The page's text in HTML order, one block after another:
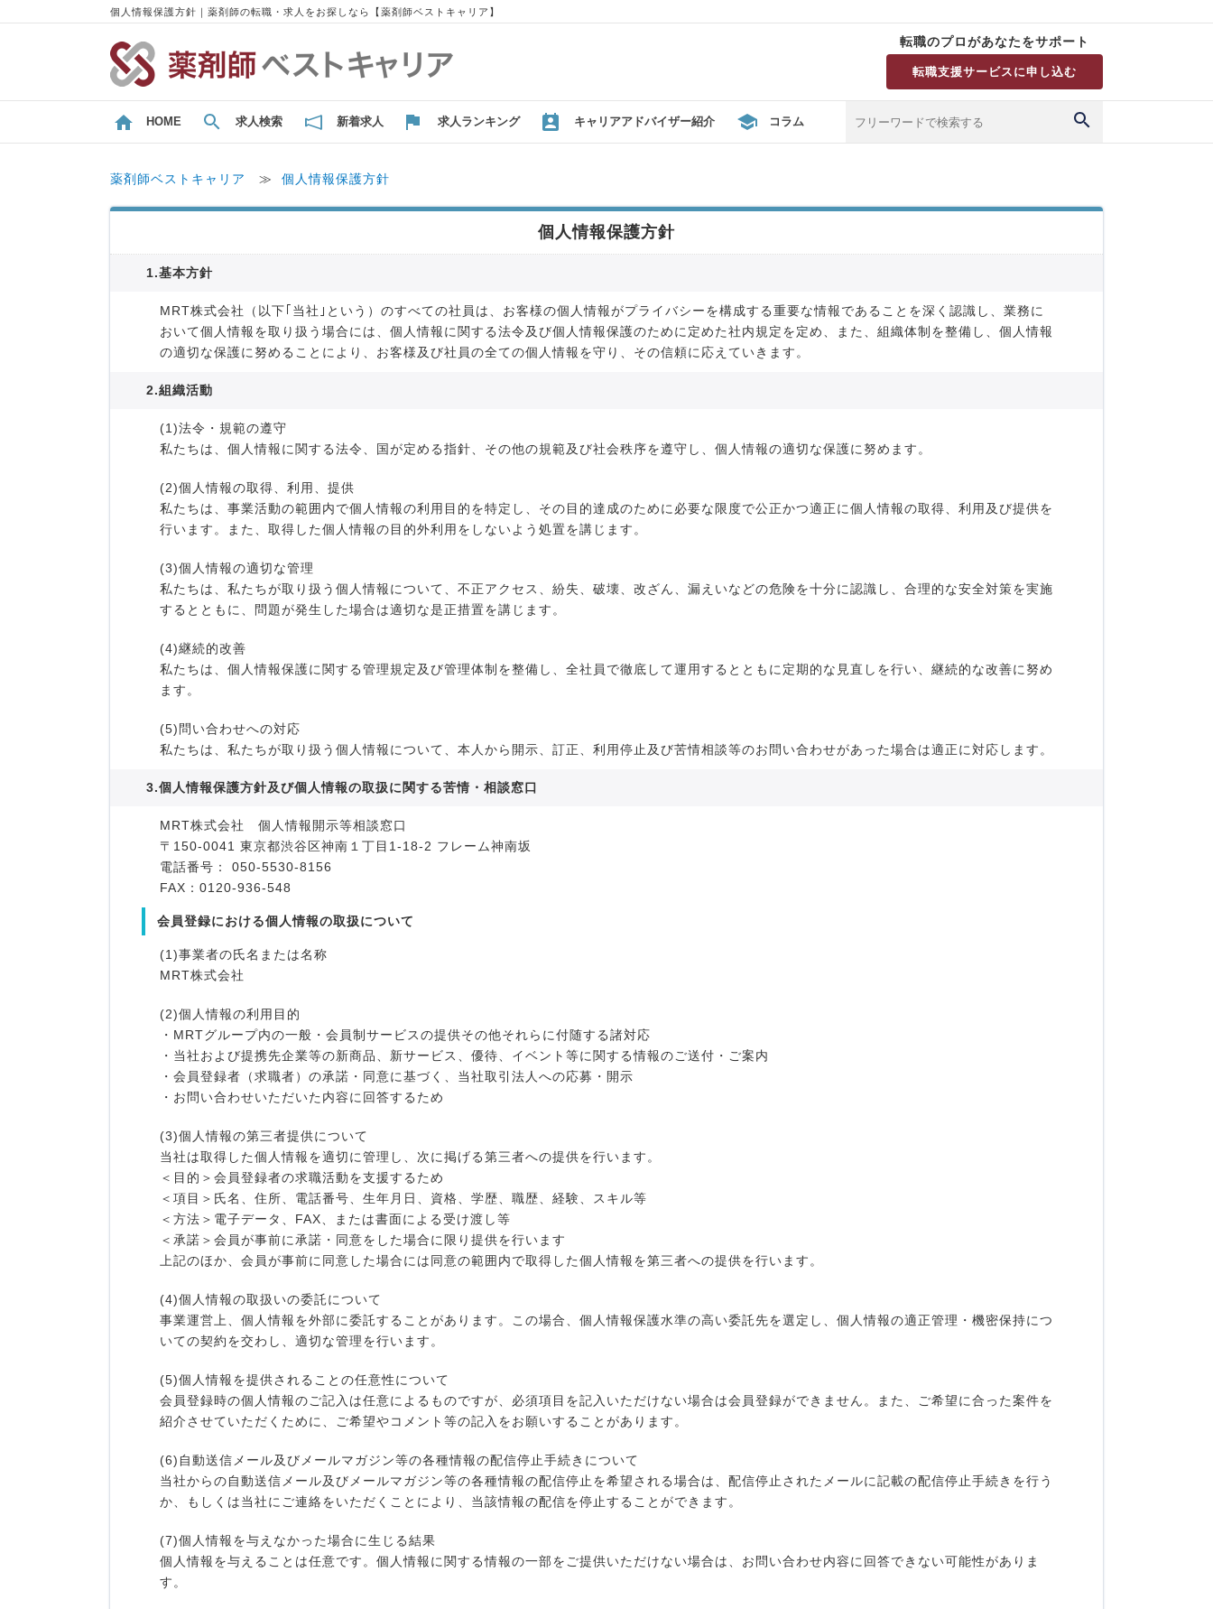
個人情報保護方針｜薬剤師の転職・求人をお探しなら【薬剤師ベストキャリア】
転職のプロがあなたをサポート
転職支援サービスに申し込む
HOME 求人検索 新着求人 求人ランキング キャリアアドバイザー紹介 コラム
薬剤師ベストキャリア ≫ 個人情報保護方針
個人情報保護方針
1.基本方針
MRT株式会社（以下｢当社｣という）のすべての社員は、お客様の個人情報がプライバシーを構成する重要な情報であることを深く認識し、業務に
おいて個人情報を取り扱う場合には、個人情報に関する法令及び個人情報保護のために定めた社内規定を定め、また、組織体制を整備し、個人情報
の適切な保護に努めることにより、お客様及び社員の全ての個人情報を守り、その信頼に応えていきます。
2.組織活動
(1)法令・規範の遵守
私たちは、個人情報に関する法令、国が定める指針、その他の規範及び社会秩序を遵守し、個人情報の適切な保護に努めます。
(2)個人情報の取得、利用、提供
私たちは、事業活動の範囲内で個人情報の利用目的を特定し、その目的達成のために必要な限度で公正かつ適正に個人情報の取得、利用及び提供を
行います。また、取得した個人情報の目的外利用をしないよう処置を講じます。
(3)個人情報の適切な管理
私たちは、私たちが取り扱う個人情報について、不正アクセス、紛失、破壊、改ざん、漏えいなどの危険を十分に認識し、合理的な安全対策を実施
するとともに、問題が発生した場合は適切な是正措置を講じます。
(4)継続的改善
私たちは、個人情報保護に関する管理規定及び管理体制を整備し、全社員で徹底して運用するとともに定期的な見直しを行い、継続的な改善に努め
ます。
(5)問い合わせへの対応
私たちは、私たちが取り扱う個人情報について、本人から開示、訂正、利用停止及び苦情相談等のお問い合わせがあった場合は適正に対応します。
3.個人情報保護方針及び個人情報の取扱に関する苦情・相談窓口
MRT株式会社 個人情報開示等相談窓口
〒150-0041 東京都渋谷区神南１丁目1-18-2 フレーム神南坂
電話番号： 050-5530-8156
FAX：0120-936-548
会員登録における個人情報の取扱について
(1)事業者の氏名または名称
MRT株式会社
(2)個人情報の利用目的
・MRTグループ内の一般・会員制サービスの提供その他それらに付随する諸対応
・当社および提携先企業等の新商品、新サービス、優待、イベント等に関する情報のご送付・ご案内
・会員登録者（求職者）の承諾・同意に基づく、当社取引法人への応募・開示
・お問い合わせいただいた内容に回答するため
(3)個人情報の第三者提供について
当社は取得した個人情報を適切に管理し、次に掲げる第三者への提供を行います。
＜目的＞会員登録者の求職活動を支援するため
＜項目＞氏名、住所、電話番号、生年月日、資格、学歴、職歴、経験、スキル等
＜方法＞電子データ、FAX、または書面による受け渡し等
＜承諾＞会員が事前に承諾・同意をした場合に限り提供を行います
上記のほか、会員が事前に同意した場合には同意の範囲内で取得した個人情報を第三者への提供を行います。
(4)個人情報の取扱いの委託について
事業運営上、個人情報を外部に委託することがあります。この場合、個人情報保護水準の高い委託先を選定し、個人情報の適正管理・機密保持につ
いての契約を交わし、適切な管理を行います。
(5)個人情報を提供されることの任意性について
会員登録時の個人情報のご記入は任意によるものですが、必須項目を記入いただけない場合は会員登録ができません。また、ご希望に合った案件を
紹介させていただくために、ご希望やコメント等の記入をお願いすることがあります。
(6)自動送信メール及びメールマガジン等の各種情報の配信停止手続きについて
当社からの自動送信メール及びメールマガジン等の各種情報の配信停止を希望される場合は、配信停止されたメールに記載の配信停止手続きを行う
か、もしくは当社にご連絡をいただくことにより、当該情報の配信を停止することができます。
(7)個人情報を与えなかった場合に生じる結果
個人情報を与えることは任意です。個人情報に関する情報の一部をご提供いただけない場合は、お問い合わせ内容に回答できない可能性がありま
す。